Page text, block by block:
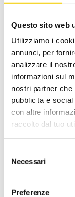
Questo sito web
Utilizziamo i
annunci, per
analizzare il
informazioni sul
nostri partner che
pubblicità e
con altre
raccolto dal tuo
delNecessari
Preferenze
RRTREK –
SS17bis, 7,
Tel: 380
EMail:
Mar – Dom: